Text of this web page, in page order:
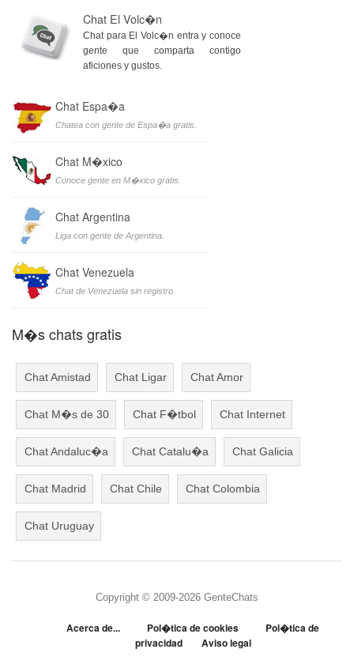
Chat El Volc�n
Chat para El Volc�n entra y conoce
gente que comparta contigo
aficiones y gustos.
Chat Espa�a
Chatea con gente de Espa�a gratis.
Chat M�xico
Conoce gente en M�xico gratis.
Chat Argentina
Liga con gente de Argentina.
Chat Venezuela
Chat de Venezuela sin registro.
M�s chats gratis
Chat Amistad Chat Ligar Chat Amor
Chat M�s de 30 Chat F�tbol Chat Internet
Chat Andaluc�a Chat Catalu�a Chat Galicia
Chat Madrid Chat Chile Chat Colombia
Chat Uruguay
Copyright © 2009-2026 GenteChats
Acerca de... Pol�tica de cookies
Pol�tica de
privacidad
Aviso legal